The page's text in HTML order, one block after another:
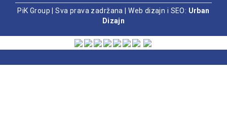
PiK Group | Sva prava zadržana |Web dizajn i SEO: Urban
Dizajn